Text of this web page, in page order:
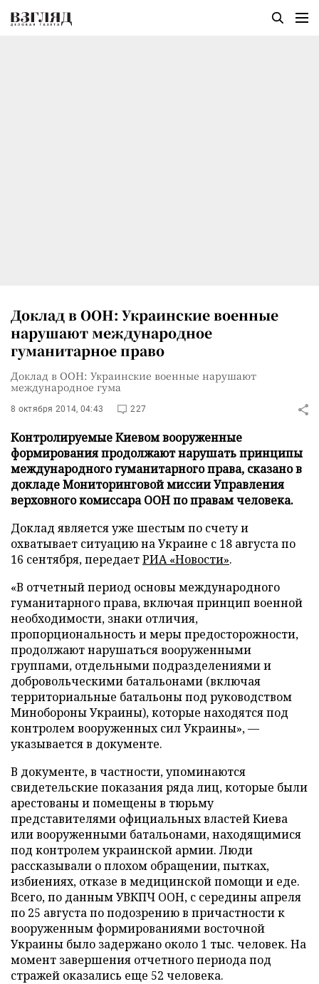
Доклад в ООН: Украинские военные
нарушают международное
гуманитарное право
Доклад в ООН: Украинские военные нарушают
международное гума
8 октября 2014, 04:43 227
Контролируемые Киевом вооруженные
формирования продолжают нарушать принципы
международного гуманитарного права, сказано в
докладе Мониторинговой миссии Управления
верховного комиссара ООН по правам человека.
Доклад является уже шестым по счету и
охватывает ситуацию на Украине с 18 августа по
16 сентября, передаетРИА «Новости».
«В отчетный период основы международного
гуманитарного права, включая принцип военной
необходимости, знаки отличия,
пропорциональность и меры предосторожности,
продолжают нарушаться вооруженными
группами, отдельными подразделениями и
добровольческими батальонами (включая
территориальные батальоны под руководством
Минобороны Украины), которые находятся под
контролем вооруженных сил Украины», —
указывается в документе.
В документе, в частности, упоминаются
свидетельские показания ряда лиц, которые были
арестованы и помещены в тюрьму
представителями официальных властей Киева
или вооруженными батальонами, находящимися
под контролем украинской армии. Люди
рассказывали о плохом обращении, пытках,
избиениях, отказе в медицинской помощи и еде.
Всего, по данным УВКПЧ ООН, с середины апреля
по 25 августа по подозрению в причастности к
вооруженным формированиями восточной
Украины было задержано около 1 тыс. человек. На
момент завершения отчетного периода под
стражей оказались еще 52 человека.